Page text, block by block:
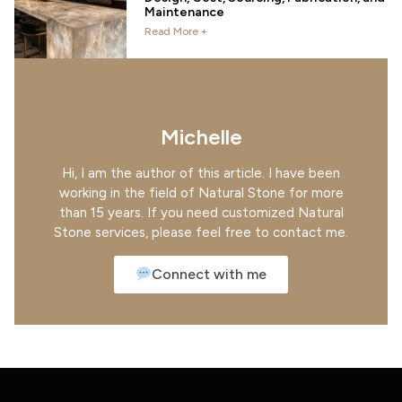
Maintenance
Read More +
Michelle
Hi, I am the author of this article. I have been
working in the field of Natural Stone for more
than 15 years. If you need customized Natural
Stone services, please feel free to contact me.
Connect with me